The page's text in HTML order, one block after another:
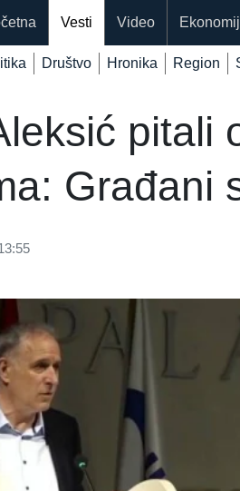
Vesti Video
Društvo Hronika Region
pitali
Građani